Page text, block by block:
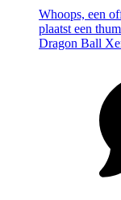
Whoops, een
plaatst een
Dragon Ball